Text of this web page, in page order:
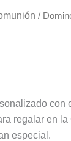
/
con
regalar en
especial.